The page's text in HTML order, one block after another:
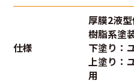
仕様
厚膜2液
樹脂系塗
下塗り：
上塗り：
用